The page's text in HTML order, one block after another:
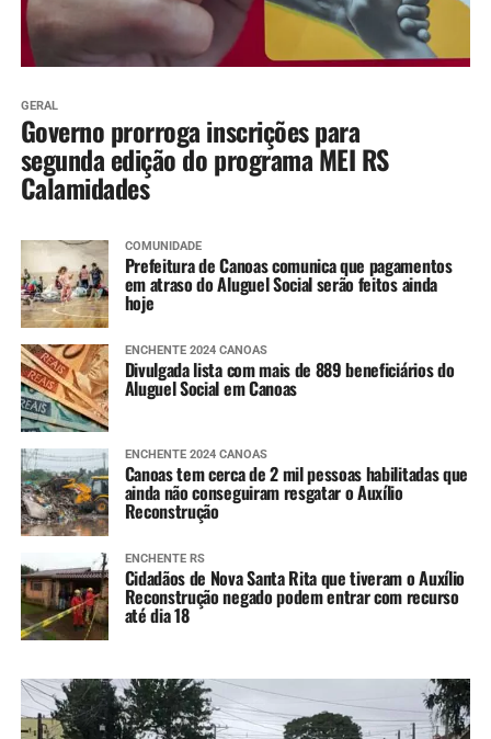
GERAL
Governo prorroga inscrições para
segunda edição do programa MEI RS
Calamidades
COMUNIDADE
Prefeitura de Canoas comunica que pagamentos
em atraso do Aluguel Social serão feitos ainda
hoje
ENCHENTE 2024 CANOAS
Divulgada lista com mais de 889 beneficiários do
Aluguel Social em Canoas
ENCHENTE 2024 CANOAS
Canoas tem cerca de 2 mil pessoas habilitadas que
ainda não conseguiram resgatar o Auxílio
Reconstrução
ENCHENTE RS
Cidadãos de Nova Santa Rita que tiveram o Auxílio
Reconstrução negado podem entrar com recurso
até dia 18